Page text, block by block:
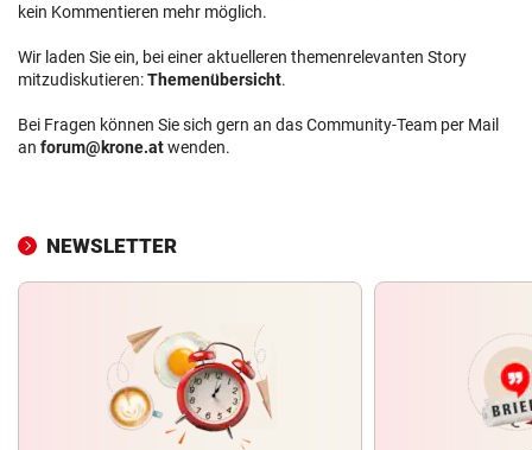
kein Kommentieren mehr möglich.
Wir laden Sie ein, bei einer aktuelleren themenrelevanten Story
mitzudiskutieren:Themenübersicht.
Bei Fragen können Sie sich gern an das Community-Team per Mail
an forum@krone.atwenden.
NEWSLETTER